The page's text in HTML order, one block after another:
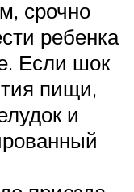
срочно
ребенка
Если шок
пищи,
и